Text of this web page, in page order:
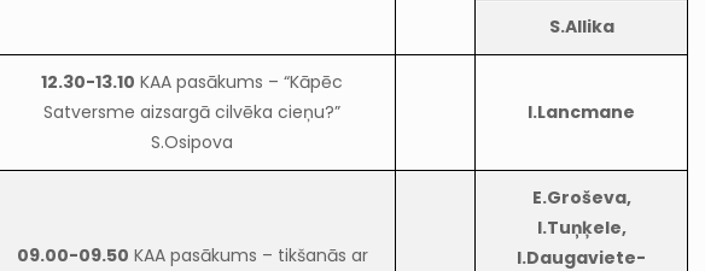
S.Allika
12.30-13.10 KAA pasākums – “Kāpēc
Satversme aizsargā cilvēka cieņu?”
S.Osipova
I.Lancmane
09.00-09.50 KAA pasākums – tikšanās ar
E.Groševa,
I.Tuņķele,
I.Daugaviete-